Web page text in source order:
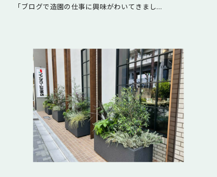
「ブログで造園の仕事に興味がわいてきまし...